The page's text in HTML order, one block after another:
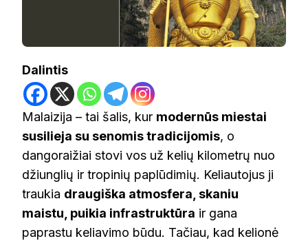
KO
VENGTI
Dalintis
Malaizija – tai šalis, kur modernūs miestai
susilieja su senomis tradicijomis, o
dangoraižiai stovi vos už kelių kilometrų nuo
džiunglių ir tropinių paplūdimių. Keliautojus ji
traukia draugiška atmosfera, skaniu
maistu, puikia infrastruktūra ir gana
paprastu keliavimo būdu. Tačiau, kad kelionė